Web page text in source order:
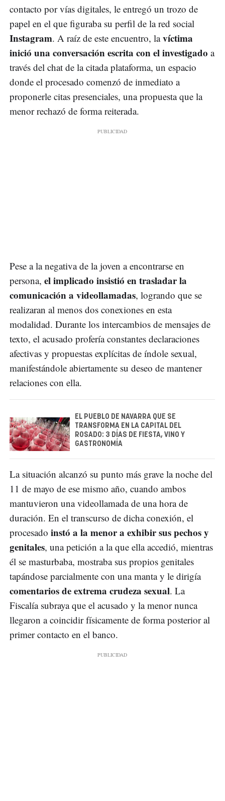
contacto por vías digitales, le entregó un trozo de
papel en el que figuraba su perfil de la red social
Instagram. A raíz de este encuentro, lavíctima
inició una conversación escrita con el investigado a
través del chat de la citada plataforma, un espacio
donde el procesado comenzó de inmediato a
proponerle citas presenciales, una propuesta que la
menor rechazó de forma reiterada.
Pese a la negativa de la joven a encontrarse en
persona, el implicado insistió en trasladar la
comunicación a videollamadas, logrando que se
realizaran al menos dos conexiones en esta
modalidad. Durante los intercambios de mensajes de
texto, el acusado profería constantes declaraciones
afectivas y propuestas explícitas de índole sexual,
manifestándole abiertamente su deseo de mantener
relaciones con ella.
EL PUEBLO DE NAVARRA QUE SE
TRANSFORMA EN LA CAPITAL DEL
ROSADO: 3 DÍAS DE FIESTA, VINO Y
GASTRONOMÍA
La situación alcanzó su punto más grave la noche del
11 de mayo de ese mismo año, cuando ambos
mantuvieron una videollamada de una hora de
duración. En el transcurso de dicha conexión, el
procesado instó a la menor a exhibir sus pechos y
genitales, una petición a la que ella accedió, mientras
él se masturbaba, mostraba sus propios genitales
tapándose parcialmente con una manta y le dirigía
comentarios de extrema crudeza sexual. La
Fiscalía subraya que el acusado y la menor nunca
llegaron a coincidir físicamente de forma posterior al
primer contacto en el banco.